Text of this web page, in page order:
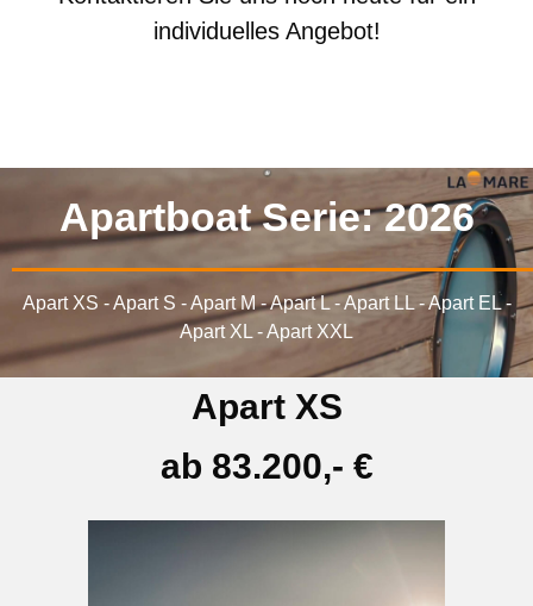
individuelles Angebot!
Apartboat Serie: 2026
Apart XS - Apart S - Apart M - Apart L - Apart LL - Apart EL -
Apart XL - Apart XXL
Apart XS
ab 83.200,- €